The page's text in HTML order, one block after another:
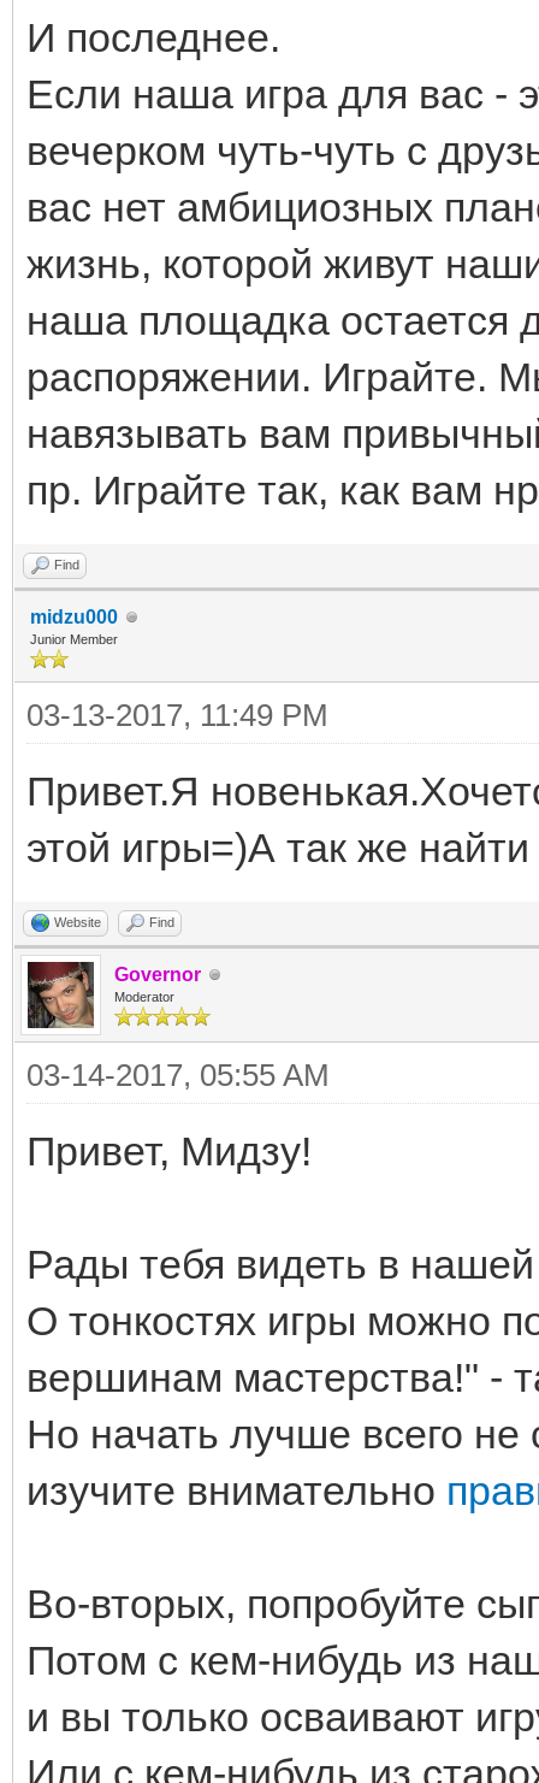
И последнее.
Если наша игра для вас -
вечерком чуть-чуть с
вас нет амбициозных
жизнь, которой живут
наша площадка остается
распоряжении. Играйте.
навязывать вам
пр. Играйте так, как вам
Find
midzu000
Junior Member
03-13-2017, 11:49 PM
Привет.Я
этой игры=)А так же
Website Find
Governor
Moderator
03-14-2017, 05:55 AM
Привет, Мидзу!
Рады тебя видеть в
О тонкостях игры можно
вершинам мастерства!" -
Но начать лучше всего не
изучите внимательно
Во-вторых, попробуйте
Потом с кем-нибудь из
и вы только осваивают
Или с кем-нибудь из